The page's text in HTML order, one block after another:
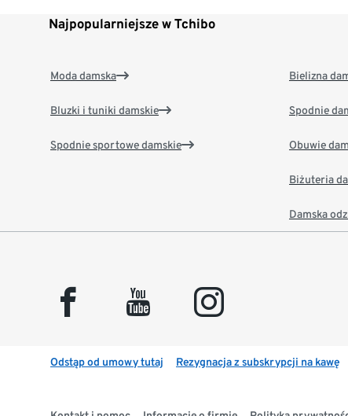
Najpopularniejsze w Tchibo
Moda damska
Bluzki i tuniki damskie
Spodnie sportowe damskie
Bielizna
Spodnie
Obuwie
Biżuteria
Damska
facebook youtube instagram
Odstąp od umowy tutaj Rezygnacja z subskrypcji na kawę